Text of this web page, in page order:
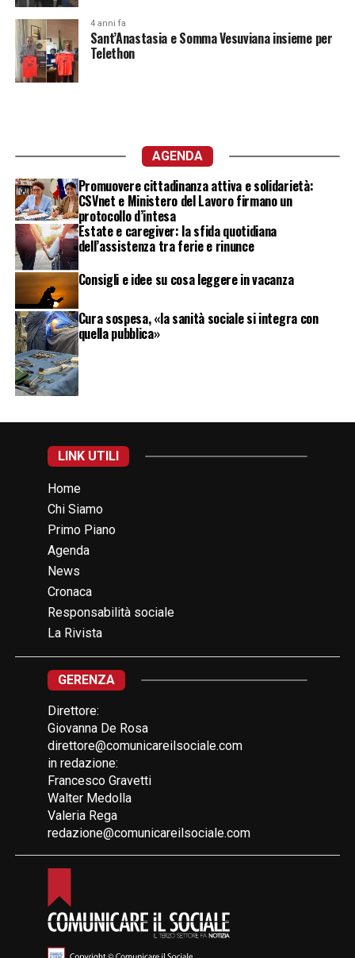
4 anni fa
Sant’Anastasia e Somma Vesuviana insieme per
Telethon
AGENDA
Promuovere cittadinanza attiva e solidarietà:
CSVnet e Ministero del Lavoro firmano un
protocollo d’intesa
Estate e caregiver: la sfida quotidiana
dell’assistenza tra ferie e rinunce
Consigli e idee su cosa leggere in vacanza
Cura sospesa, «la sanità sociale si integra con
quella pubblica»
LINK UTILI
Home
Chi Siamo
Primo Piano
Agenda
News
Cronaca
Responsabilità sociale
La Rivista
GERENZA
Direttore:
Giovanna De Rosa
direttore@comunicareilsociale.com
in redazione:
Francesco Gravetti
Walter Medolla
Valeria Rega
redazione@comunicareilsociale.com